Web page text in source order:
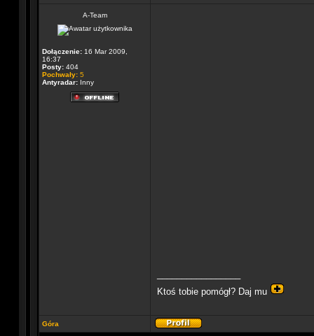
A-Team
Dołączenie: 16 Mar 2009,
16:37
Posty: 404
Pochwały: 5
Antyradar: Inny
Ktoś tobie pomógł? Daj mu
Góra